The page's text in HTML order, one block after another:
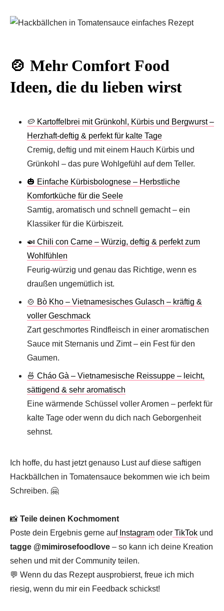
🍲 Mehr Comfort Food
Ideen, die du lieben wirst
🥔 Kartoffelbrei mit Grünkohl, Kürbis und Bergwurst –
Herzhaft-deftig & perfekt für kalte Tage
Cremig, deftig und mit einem Hauch Kürbis und
Grünkohl – das pure Wohlgefühl auf dem Teller.
🎃 Einfache Kürbisbolognese – Herbstliche
Komfortküche für die Seele
Samtig, aromatisch und schnell gemacht – ein
Klassiker für die Kürbiszeit.
🍛 Chili con Carne – Würzig, deftig & perfekt zum
Wohlfühlen
Feurig-würzig und genau das Richtige, wenn es
draußen ungemütlich ist.
🍲 Bò Kho – Vietnamesisches Gulasch – kräftig &
voller Geschmack
Zart geschmortes Rindfleisch in einer aromatischen
Sauce mit Sternanis und Zimt – ein Fest für den
Gaumen.
🍜 Cháo Gà – Vietnamesische Reissuppe – leicht,
sättigend & sehr aromatisch
Eine wärmende Schüssel voller Aromen – perfekt für
kalte Tage oder wenn du dich nach Geborgenheit
sehnst.
Ich hoffe, du hast jetzt genauso Lust auf diese saftigen
Hackbällchen in Tomatensauce bekommen wie ich beim
Schreiben. 🤗
📸 Teile deinen Kochmoment
Poste dein Ergebnis gerne aufInstagram oder TikTok und
tagge @mimirosefoodlove – so kann ich deine Kreation
sehen und mit der Community teilen.
💬 Wenn du das Rezept ausprobierst, freue ich mich
riesig, wenn du mir ein Feedback schickst!